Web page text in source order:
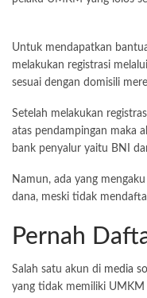
Untuk mendapatkan
melakukan registrasi
sesuai dengan domisili
Setelah melakukan
atas pendampingan maka
bank penyalur yaitu BNI
Namun, ada yang
dana, meski tidak
Pernah
Salah satu akun di media
yang tidak memiliki UMKM